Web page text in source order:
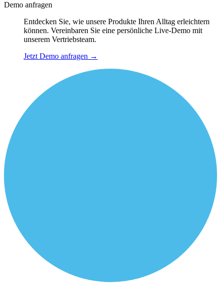
Demo anfragen
Entdecken Sie, wie unsere Produkte Ihren Alltag erleichtern
können. Vereinbaren Sie eine persönliche Live-Demo mit
unserem Vertriebsteam.
Jetzt Demo anfragen →